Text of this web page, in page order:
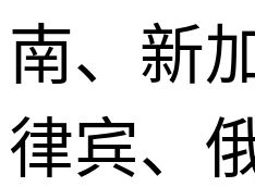
南、新
律宾、